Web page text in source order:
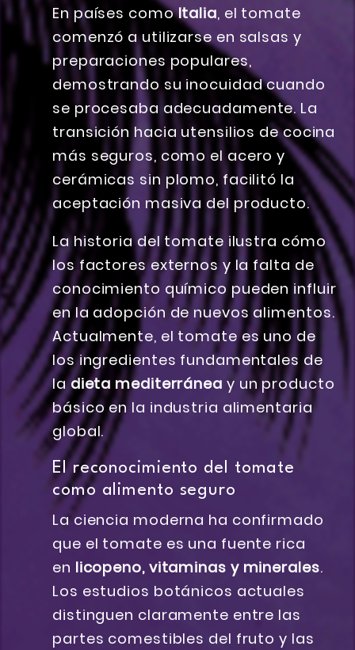
En países comoItalia, el tomate
comenzó a utilizarse en salsas y
preparaciones populares,
demostrando su inocuidad cuando
se procesaba adecuadamente. La
transición hacia utensilios de cocina
más seguros, como el acero y
cerámicas sin plomo, facilitó la
aceptación masiva del producto.
La historia del tomate ilustra cómo
los factores externos y la falta de
conocimiento químico pueden influir
en la adopción de nuevos alimentos.
Actualmente, el tomate es uno de
los ingredientes fundamentales de
ladieta mediterránea y un producto
básico en la industria alimentaria
global.
El reconocimiento del tomate
como alimento seguro
La ciencia moderna ha confirmado
que el tomate es una fuente rica
en licopeno, vitaminas y minerales.
Los estudios botánicos actuales
distinguen claramente entre las
partes comestibles del fruto y las